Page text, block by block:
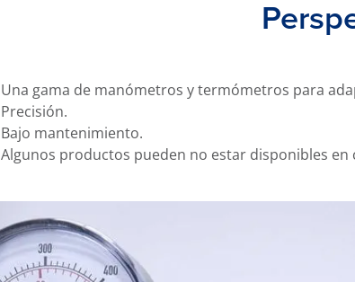
Una gama de manómetros y termómetros para
Precisión.
Bajo mantenimiento.
Algunos productos pueden no estar disponibles en